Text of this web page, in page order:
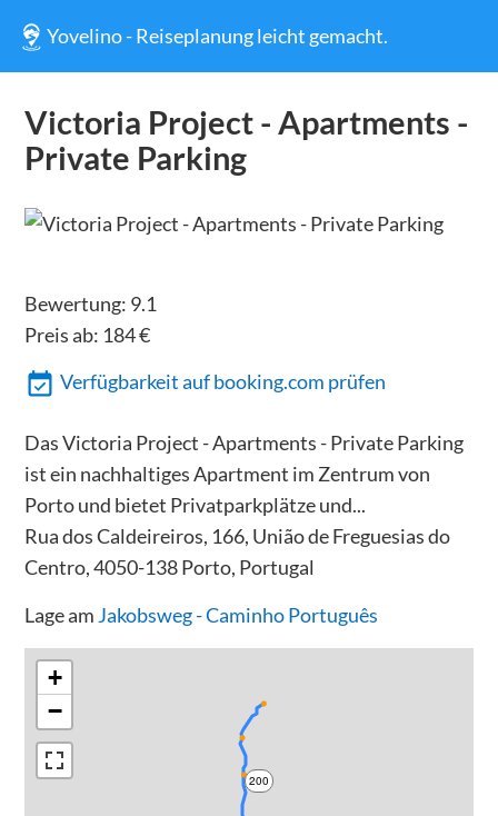
Yovelino - Reiseplanung leicht gemacht.
Victoria Project - Apartments -
Private Parking
Bewertung: 9.1
Preis ab: 184€
Verfügbarkeit auf booking.com prüfen
Das Victoria Project - Apartments - Private Parking
ist ein nachhaltiges Apartment im Zentrum von
Porto und bietet Privatparkplätze und...
Rua dos Caldeireiros, 166, União de Freguesias do
Centro, 4050-138 Porto, Portugal
Lage am Jakobsweg - Caminho Português
200
+
−